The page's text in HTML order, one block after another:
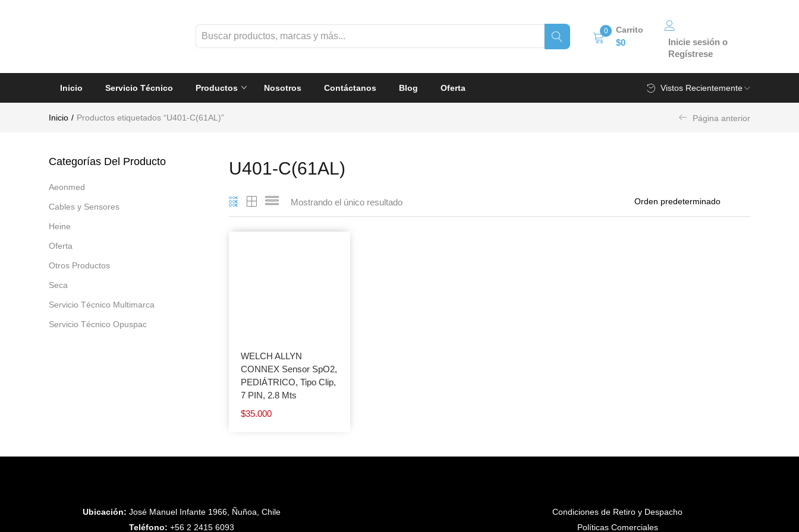
Inicie sesión o
Regístrese
0 Carrito
$0
Inicio Servicio Técnico Productos Nosotros Contáctanos Blog Oferta Vistos Recientemente
Inicio Productos etiquetados “U401-C(61AL)” Página anterior
U401-C(61AL)
Mostrando el único resultado
WELCH ALLYN
CONNEX Sensor SpO2,
PEDIÁTRICO, Tipo Clip,
7 PIN, 2.8 Mts
$35.000
Categorías Del Producto
Aeonmed
Cables y Sensores
Heine
Oferta
Otros Productos
Seca
Servicio Técnico Multimarca
Servicio Técnico Opuspac
Ubicación: José Manuel Infante 1966, Ñuñoa, Chile
Teléfono: +56 2 2415 6093
Condiciones de Retiro y Despacho
Políticas Comerciales